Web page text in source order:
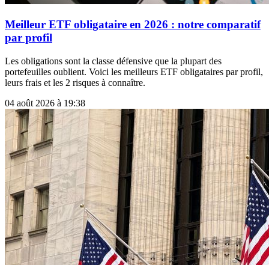
Meilleur ETF obligataire en 2026 : notre comparatif
par profil
Les obligations sont la classe défensive que la plupart des
portefeuilles oublient. Voici les meilleurs ETF obligataires par profil,
leurs frais et les 2 risques à connaître.
04 août 2026 à 19:38